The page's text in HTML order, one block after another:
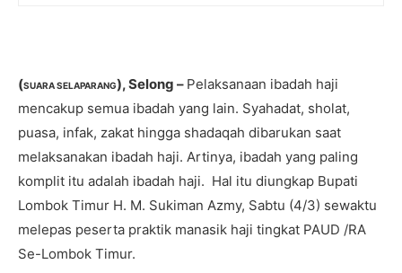
(SUARA SELAPARANG), Selong – Pelaksanaan ibadah haji
mencakup semua ibadah yang lain. Syahadat, sholat,
puasa, infak, zakat hingga shadaqah dibarukan saat
melaksanakan ibadah haji. Artinya, ibadah yang paling
komplit itu adalah ibadah haji. Hal itu diungkap Bupati
Lombok Timur H. M. Sukiman Azmy, Sabtu (4/3) sewaktu
melepas peserta praktik manasik haji tingkat PAUD /RA
Se-Lombok Timur.